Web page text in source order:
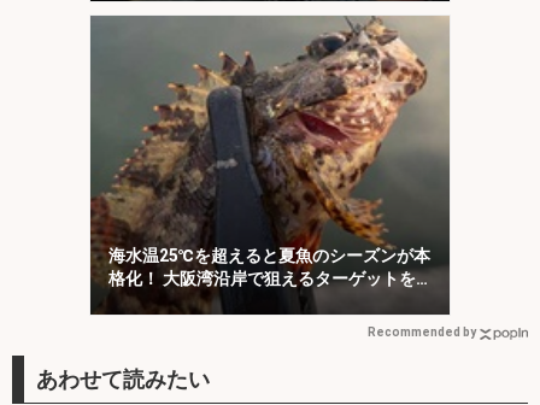
海水温25℃を超えると夏魚のシーズンが本
格化！ 大阪湾沿岸で狙えるターゲットを
紹介
Recommended by